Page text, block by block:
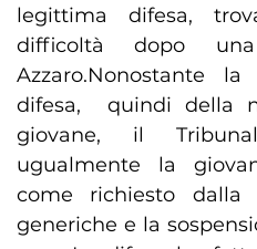
legittima difesa,
difficoltà dopo
Azzaro.Nonostante
difesa, quindi della
giovane, il
ugualmente la
come richiesto dalla
generiche e la